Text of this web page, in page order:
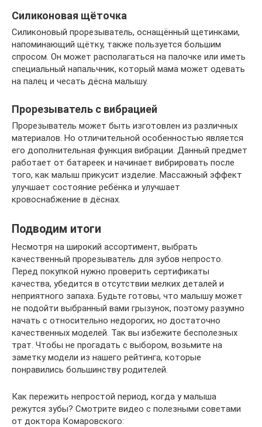
Силиконовая щёточка
Силиконовый прорезыватель, оснащённый щетинками,
напоминающий щётку, также пользуется большим
спросом. Он может располагаться на палочке или иметь
специальный напальчник, который мама может одевать
на палец и чесать дёсна малышу.
Прорезыватель с вибрацией
Прорезыватель может быть изготовлен из различных
материалов. Но отличительной особенностью является
его дополнительная функция вибрации. Данный предмет
работает от батареек и начинает вибрировать после
того, как малыш прикусит изделие. Массажный эффект
улучшает состояние ребёнка и улучшает
кровоснабжение в дёснах.
Подводим итоги
Несмотря на широкий ассортимент, выбрать
качественный прорезыватель для зубов непросто.
Перед покупкой нужно проверить сертификаты
качества, убедится в отсутствии мелких деталей и
неприятного запаха. Будьте готовы, что малышу может
не подойти выбранный вами грызунок, поэтому разумно
начать с относительно недорогих, но достаточно
качественных моделей. Так вы избежите бесполезных
трат. Чтобы не прогадать с выбором, возьмите на
заметку модели из нашего рейтинга, которые
понравились большинству родителей.
Как пережить непростой период, когда у малыша
режутся зубы? Смотрите видео с полезными советами
от доктора Комаровского: